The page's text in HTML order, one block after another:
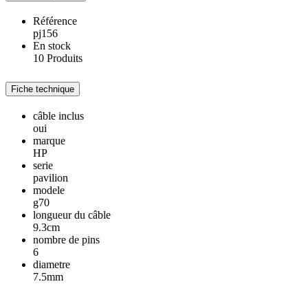
Référence
pj156
En stock
10 Produits
Fiche technique
câble inclus
oui
marque
HP
serie
pavilion
modele
g70
longueur du câble
9.3cm
nombre de pins
6
diametre
7.5mm